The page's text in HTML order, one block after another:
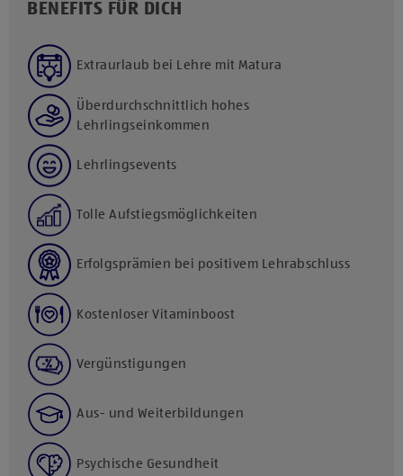
BENEFITS FÜR DICH
Extraurlaub bei Lehre mit Matura
Überdurchschnittlich hohes
Lehrlingseinkommen
Lehrlingsevents
Tolle Aufstiegsmöglichkeiten
Erfolgsprämien bei positivem Lehrabschluss
Kostenloser Vitaminboost
Vergünstigungen
Aus- und Weiterbildungen
Psychische Gesundheit